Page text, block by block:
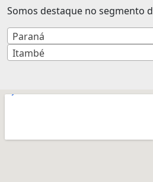
Somos destaque no segmento
Paraná
Itambé